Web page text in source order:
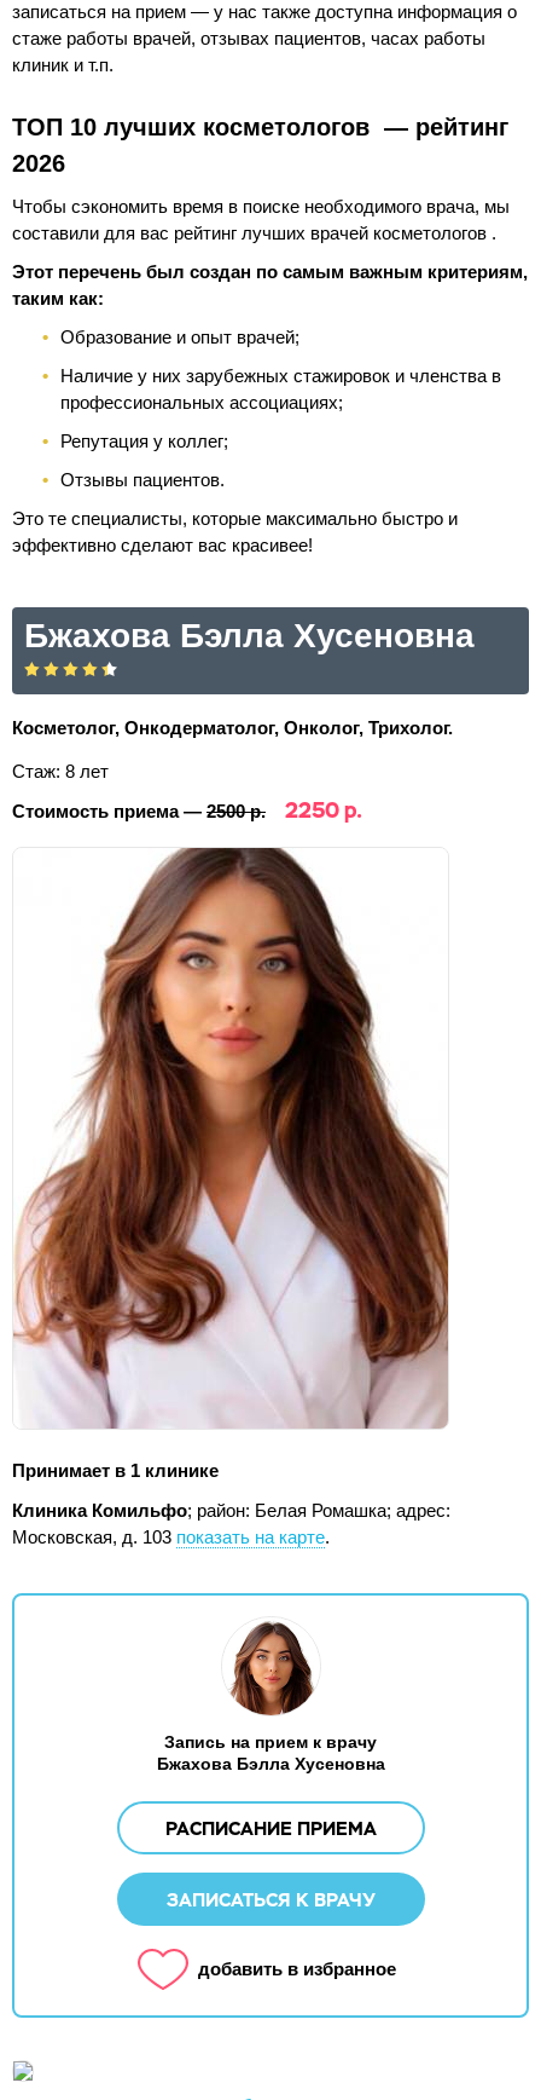
записаться на прием — у нас также доступна информация о
стаже работы врачей, отзывах пациентов, часах работы
клиник и т.п.
ТОП 10 лучших косметологов — рейтинг
2026
Чтобы сэкономить время в поиске необходимого врача, мы
составили для вас рейтинг лучших врачей косметологов .
Этот перечень был создан по самым важным критериям,
таким как:
Образование и опыт врачей;
Наличие у них зарубежных стажировок и членства в
профессиональных ассоциациях;
Репутация у коллег;
Отзывы пациентов.
Это те специалисты, которые максимально быстро и
эффективно сделают вас красивее!
Бжахова Бэлла Хусеновна
Косметолог, Онкодерматолог, Онколог, Трихолог.
Стаж: 8 лет
Стоимость приема — 2500 р. 2250 р.
Принимает в 1 клинике
Клиника Комильфо; район: Белая Ромашка; адрес:
Московская, д. 103 показать на карте.
Запись на прием к врачу
Бжахова Бэлла Хусеновна
РАСПИСАНИЕ ПРИЕМА
ЗАПИСАТЬСЯ К ВРАЧУ
добавить в избранное